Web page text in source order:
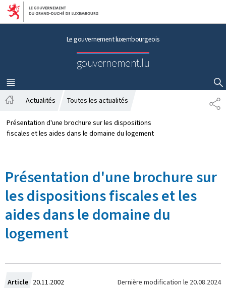
Aller au menu principal
Aller au contenu
Le gouvernement luxembourgeois
gouvernement.lu
MENU
PRINCIPAL
AFFICHER / MASQUER LA RECHERCHE
P
A
c
c
l
Actualités Toutes les actualités
Présentation d'une brochure sur les dispositions
fiscales et les aides dans le domaine du logement
Présentation d'une brochure sur
les dispositions fiscales et les
aides dans le domaine du
logement
Article C
20.11.2002 Dernière modification le 20.08.2024